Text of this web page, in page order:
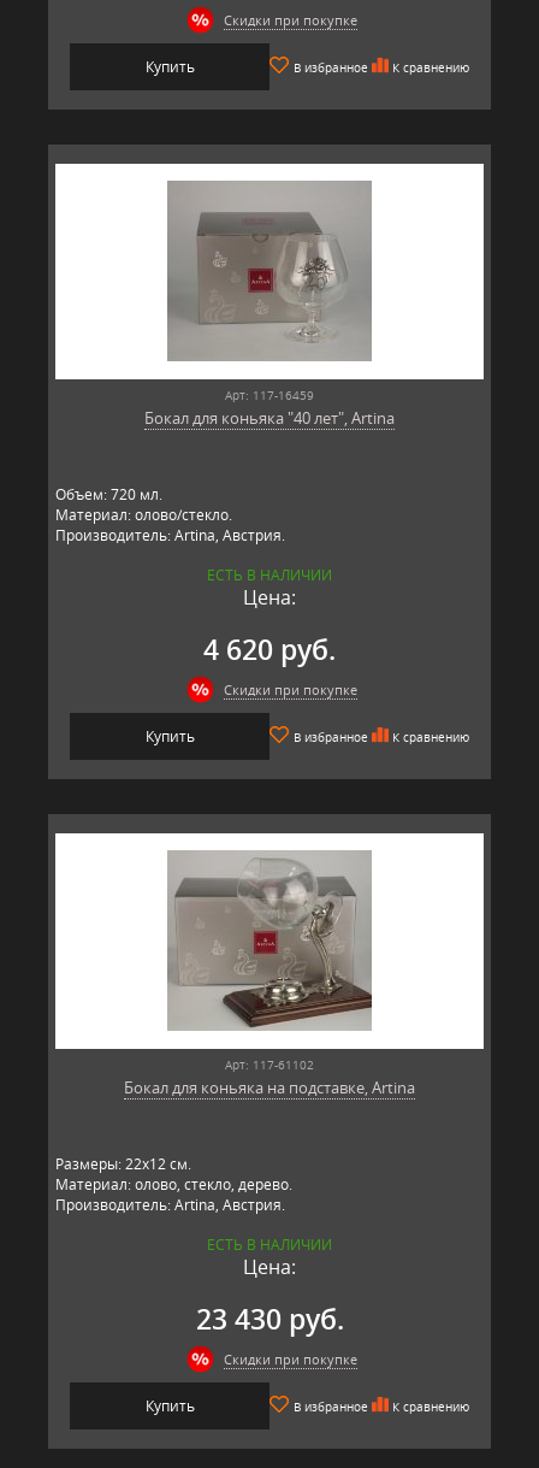
Скидки при покупке
Купить В избранное К сравнению
Арт: 117-16459
Бокал для коньяка "40 лет", Artina
Объем: 720 мл.
Материал: олово/стекло.
Производитель: Artina, Австрия.
ЕСТЬ В НАЛИЧИИ
Цена:
4 620 руб.
Скидки при покупке
Купить В избранное К сравнению
Арт: 117-61102
Бокал для коньяка на подставке, Artina
Размеры: 22х12 см.
Материал: олово, стекло, дерево.
Производитель: Artina, Австрия.
ЕСТЬ В НАЛИЧИИ
Цена:
23 430 руб.
Скидки при покупке
Купить В избранное К сравнению